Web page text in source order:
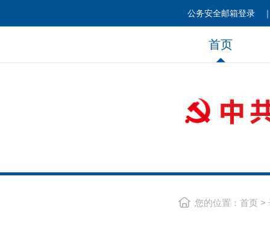
公务安全邮箱登录
首页
您的位置： 首页 >